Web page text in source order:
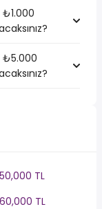
₺5.000
50,000 TL
60,000 TL